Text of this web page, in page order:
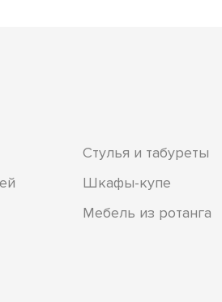
Стулья и табуреты
Шкафы-купе
Мебель из ротанга